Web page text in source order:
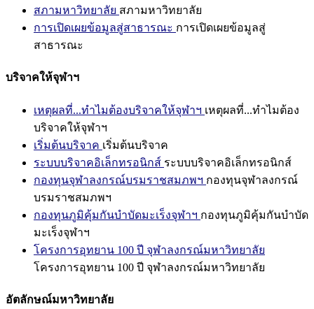
สภามหาวิทยาลัย สภามหาวิทยาลัย
การเปิดเผยข้อมูลสู่สาธารณะ การเปิดเผยข้อมูลสู่
สาธารณะ
บริจาคให้จุฬาฯ
เหตุผลที่...ทำไมต้องบริจาคให้จุฬาฯ เหตุผลที่...ทำไมต้อง
บริจาคให้จุฬาฯ
เริ่มต้นบริจาค เริ่มต้นบริจาค
ระบบบริจาคอิเล็กทรอนิกส์ ระบบบริจาคอิเล็กทรอนิกส์
กองทุนจุฬาลงกรณ์บรมราชสมภพฯ กองทุนจุฬาลงกรณ์
บรมราชสมภพฯ
กองทุนภูมิคุ้มกันบำบัดมะเร็งจุฬาฯ กองทุนภูมิคุ้มกันบำบัด
มะเร็งจุฬาฯ
โครงการอุทยาน 100 ปี จุฬาลงกรณ์มหาวิทยาลัย
โครงการอุทยาน 100 ปี จุฬาลงกรณ์มหาวิทยาลัย
อัตลักษณ์มหาวิทยาลัย